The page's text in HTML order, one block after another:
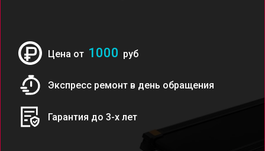
Цена от 1000 руб
Экспресс ремонт в день обращения
Гарантия до 3-х лет